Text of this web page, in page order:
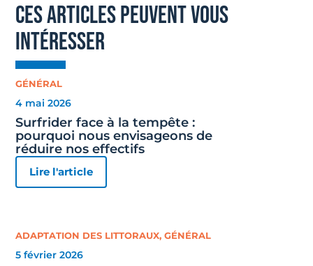
ces articles peuvent vous
intéresser
GÉNÉRAL
4 mai 2026
Surfrider face à la tempête :
pourquoi nous envisageons de
réduire nos effectifs
Lire l'article
ADAPTATION DES LITTORAUX,GÉNÉRAL
5 février 2026